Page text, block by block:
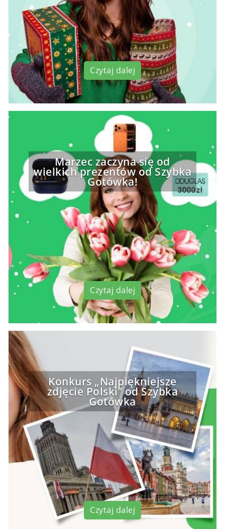
Czytaj dalej
Marzec zaczyna się od
wielkich prezentów od Szybka
Gotówka!
Czytaj dalej
Konkurs „Najpiękniejsze
zdjęcie Polski” od Szybka
Gotówka
Czytaj dalej